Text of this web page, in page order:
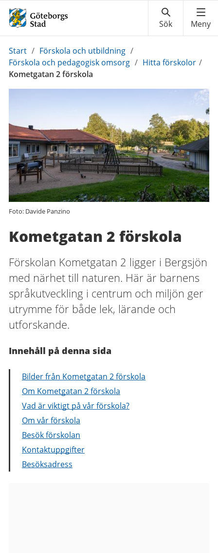
Du
är
här:
Start / Förskola och utbildning /
Förskola och pedagogisk omsorg / Hitta förskolor /
Kometgatan 2 förskola
Foto: Davide Panzino
Kometgatan 2 förskola
Förskolan Kometgatan 2 ligger i Bergsjön
med närhet till naturen. Här är barnens
språkutveckling i centrum och miljön ger
utrymme för både lek, lärande och
utforskande.
Innehåll på denna sida
Bilder från Kometgatan 2 förskola
Om Kometgatan 2 förskola
Vad är viktigt på vår förskola?
Om vår förskola
Besök förskolan
Kontaktuppgifter
Besöksadress